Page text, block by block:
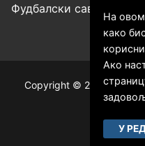
Фудбалски савез
Copyright © 2026 ФСНО –
На овом
како
Ако
У